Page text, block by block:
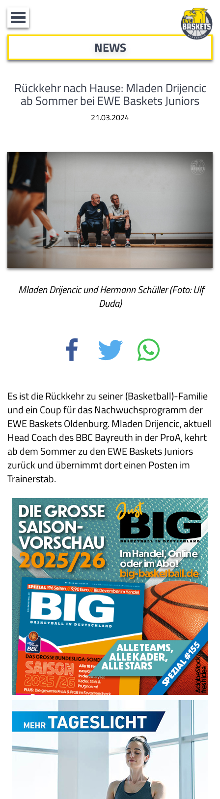
Toggle
navigation
NEWS
Rückkehr nach Hause: Mladen Drijencic
ab Sommer bei EWE Baskets Juniors
21.03.2024
Mladen Drijencic und Hermann Schüller (Foto: Ulf
Duda)
Es ist die Rückkehr zu seiner (Basketball)-Familie
und ein Coup für das Nachwuchsprogramm der
EWE Baskets Oldenburg. Mladen Drijencic, aktuell
Head Coach des BBC Bayreuth in der ProA, kehrt
ab dem Sommer zu den EWE Baskets Juniors
zurück und übernimmt dort einen Posten im
Trainerstab.